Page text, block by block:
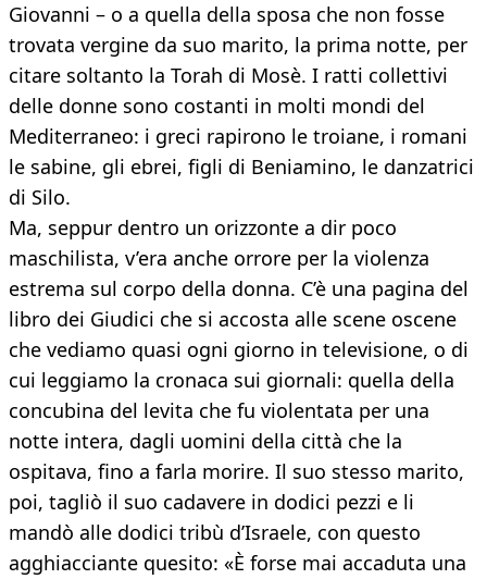
Giovanni – o a quella della sposa che non fosse
trovata vergine da suo marito, la prima notte, per
citare soltanto la Torah di Mosè. I ratti collettivi
delle donne sono costanti in molti mondi del
Mediterraneo: i greci rapirono le troiane, i romani
le sabine, gli ebrei, figli di Beniamino, le danzatrici
di Silo.
Ma, seppur dentro un orizzonte a dir poco
maschilista, v’era anche orrore per la violenza
estrema sul corpo della donna. C’è una pagina del
libro dei Giudici che si accosta alle scene oscene
che vediamo quasi ogni giorno in televisione, o di
cui leggiamo la cronaca sui giornali: quella della
concubina del levita che fu violentata per una
notte intera, dagli uomini della città che la
ospitava, fino a farla morire. Il suo stesso marito,
poi, tagliò il suo cadavere in dodici pezzi e li
mandò alle dodici tribù d’Israele, con questo
agghiacciante quesito: «È forse mai accaduta una